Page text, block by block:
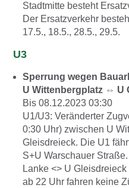
Stadtmitte besteht
Der Ersatzverkehr
17.5., 18.5., 28.5., 29.5.
U3
Sperrung wegen
U Wittenbergplatz ⇔ U
Bis 08.12.2023 03:30
U1/U3: Veränderter
0:30 Uhr) zwischen U
Gleisdreieck. Die U1
S+U Warschauer
Lanke <> U
ab 22 Uhr fahren keine